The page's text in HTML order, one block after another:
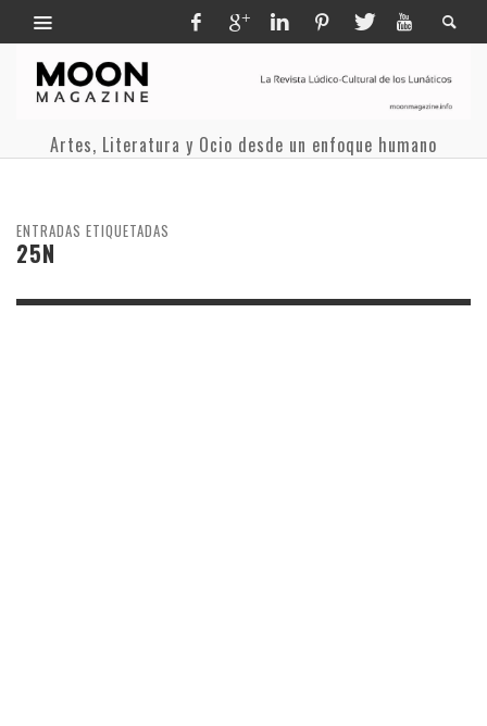
Artes, Literatura y Ocio desde un enfoque humano
ENTRADAS ETIQUETADAS
25N